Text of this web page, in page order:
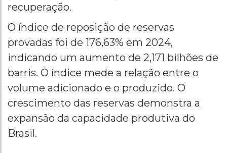
recuperação.
O índice de reposição de reservas
provadas foi de 176,63% em 2024,
indicando um aumento de 2,171 bilhões de
barris. O índice mede a relação entre o
volume adicionado e o produzido. O
crescimento das reservas demonstra a
expansão da capacidade produtiva do
Brasil.